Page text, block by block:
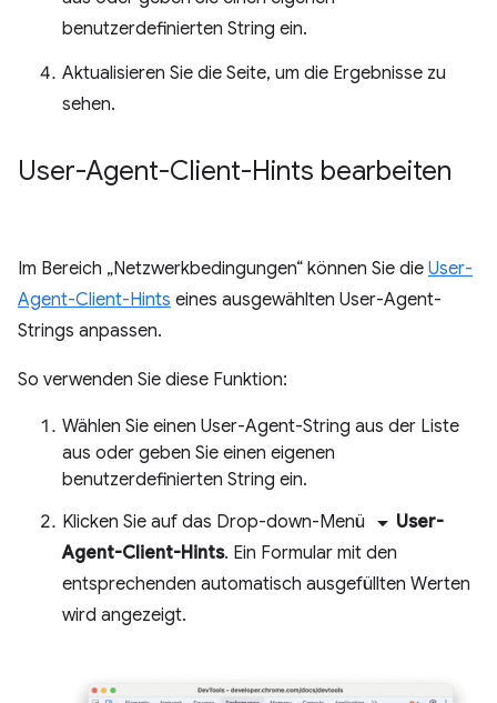
benutzerdefinierten String ein.
Aktualisieren Sie die Seite, um die Ergebnisse zu
sehen.
User-Agent-Client-Hints bearbeiten
Im Bereich „Netzwerkbedingungen“ können Sie die User-
Agent-Client-Hints eines ausgewählten User-Agent-
Strings anpassen.
So verwenden Sie diese Funktion:
Wählen Sie einen User-Agent-String aus der Liste
aus oder geben Sie einen eigenen
benutzerdefinierten String ein.
Klicken Sie auf das Drop-down-Menü arrow_drop_down User-
Agent-Client-Hints. Ein Formular mit den
entsprechenden automatisch ausgefüllten Werten
wird angezeigt.